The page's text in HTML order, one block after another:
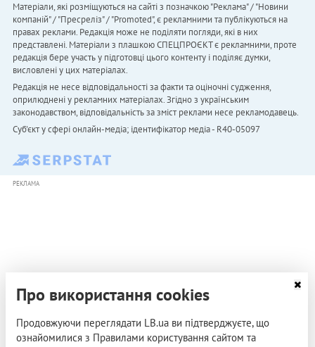
Матеріали, які розміщуються на сайті з позначкою "Реклама" / "Новини
компаній" / "Пресреліз" / "Promoted", є рекламними та публікуються на
правах реклами. Редакція може не поділяти погляди, які в них
представлені. Матеріали з плашкою СПЕЦПРОЄКТ є рекламними, проте
редакція бере участь у підготовці цього контенту і поділяє думки,
висловлені у цих матеріалах.
Редакція не несе відповідальності за факти та оціночні судження,
оприлюднені у рекламних матеріалах. Згідно з українським
законодавством, відповідальність за зміст реклами несе рекламодавець.
Cуб'єкт у сфері онлайн-медіа; ідентифікатор медіа - R40-05097
РЕКЛАМА
Про використання cookies
Продовжуючи переглядати LB.ua ви підтверджуєте, що
ознайомилися з Правилами користування сайтом та